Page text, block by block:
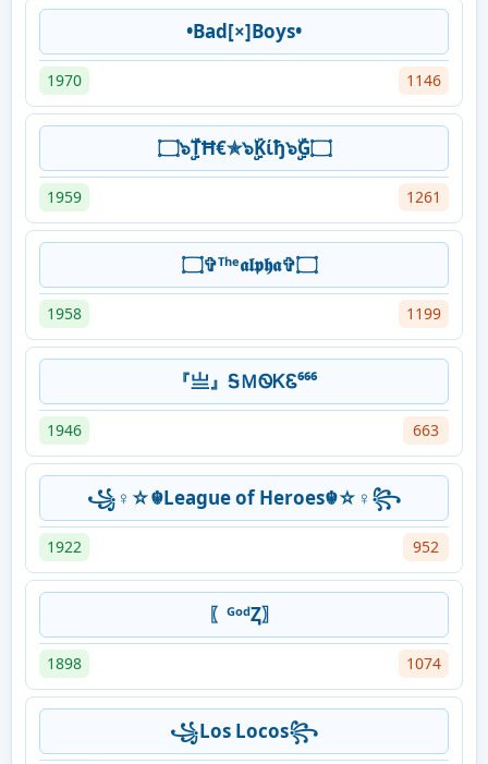
•Bad[×]Boys•
1970 1146
۝๖ۣۣۜTĦ€✯๖ۣۣۜKίђ๖ۣۣۜG۝
1959 1261
۝✞ᵀʰᵉ𝖆𝖑𝖕𝖍𝖆✞۝
1958 1199
『亗』ᎦＭᏫᏦᏋ⁶⁶⁶
1946 663
꧁♀️☆☬League of Heroes☬☆♀️꧂
1922 952
〖ᴳᵒᵈⱫ〗
1898 1074
꧁Los Locos꧂